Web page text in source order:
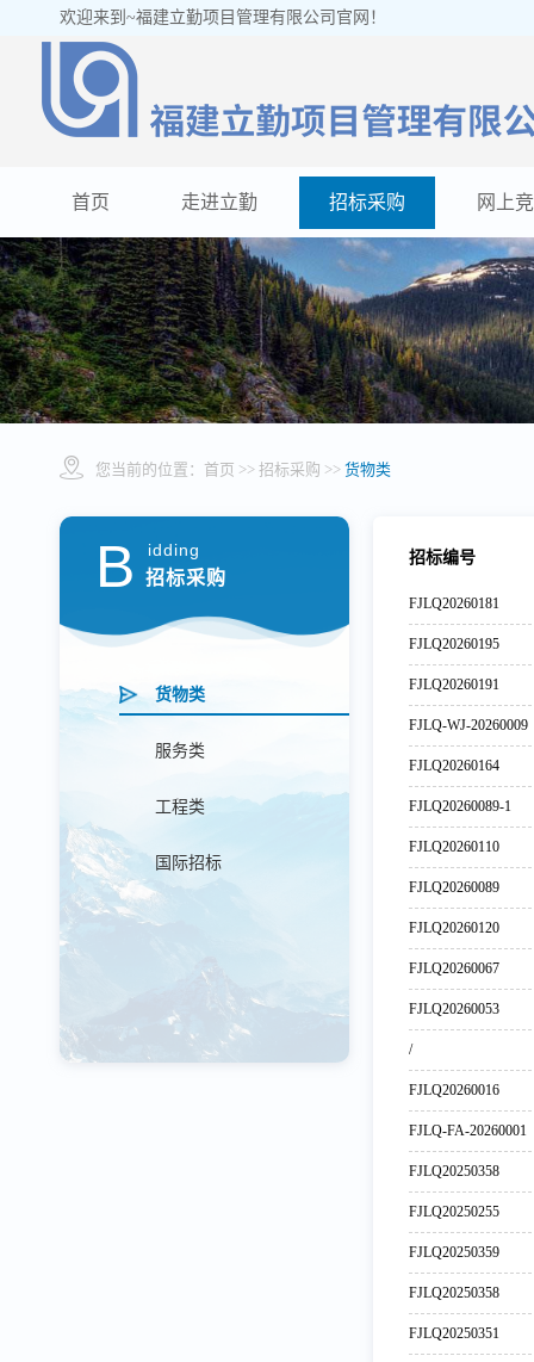
欢迎来到~福建立勤项目管理有限公司官网！
首页 走进立勤 招标采购 网上
您当前的位置： 首页 >> 招标采购 >> 货物类
B idding
招标采购
货物类
服务类
工程类
国际招标
招标编号
FJLQ20260181
FJLQ20260195
FJLQ20260191
FJLQ-WJ-20260009
FJLQ20260164
FJLQ20260089-1
FJLQ20260110
FJLQ20260089
FJLQ20260120
FJLQ20260067
FJLQ20260053
/
FJLQ20260016
FJLQ-FA-20260001
FJLQ20250358
FJLQ20250255
FJLQ20250359
FJLQ20250358
FJLQ20250351